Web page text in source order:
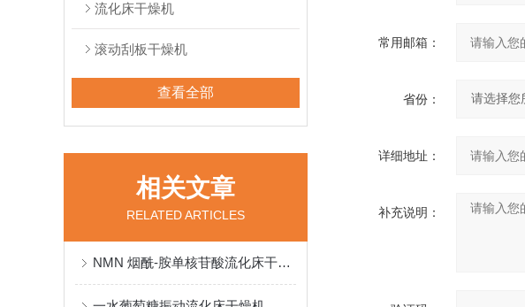
流化床干燥机
滚动刮板干燥机
查看全部
相关文章
RELATED ARTICLES
NMN 烟酰-胺单核苷酸流化床干燥机
常用邮箱：
省份：
详细地址：
补充说明：